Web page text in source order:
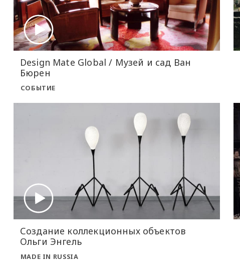
Design Mate Global / Музей и сад Ван
Бюрен
СОБЫТИЕ
Создание коллекционных объектов
Ольги Энгель
MADE IN RUSSIA